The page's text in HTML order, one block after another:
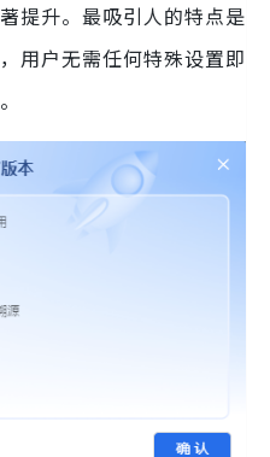
提升。最吸引人的特点是
用户无需任何特殊设置即